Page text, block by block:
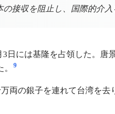
接収を阻止し、国際的介入
3日には基隆を占領した。唐
9
両の銀子を連れて台湾を去